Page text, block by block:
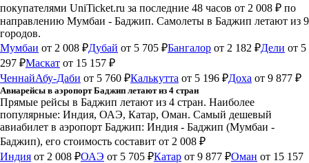
покупателями UniTicket.ru за последние 48 часов от 2 008 ₽ по
направлению Мумбаи - Баджип. Самолеты в Баджип летают из 9
городов.
Мумбаи от 2 008 ₽Дубай от 5 705 ₽Бангалор от 2 182 ₽Дели от 5
297 ₽Маскат от 15 157 ₽
ЧеннайАбу-Даби от 5 760 ₽Калькутта от 5 196 ₽Доха от 9 877 ₽
Авиарейсы в аэропорт Баджип летают из 4 стран
Прямые рейсы в Баджип летают из 4 стран. Наиболее
популярные: Индия, ОАЭ, Катар, Оман. Самый дешевый
авиабилет в аэропорт Баджип: Индия - Баджип (Мумбаи -
Баджип), его стоимость составит от 2 008 ₽
Индия от 2 008 ₽ОАЭ от 5 705 ₽Катар от 9 877 ₽Оман от 15 157